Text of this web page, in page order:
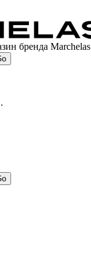
бренда Marchelas